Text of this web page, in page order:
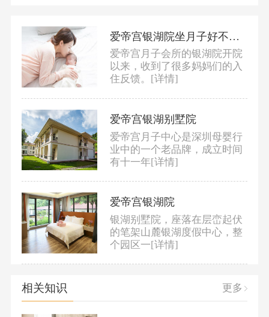
爱帝宫银湖院坐月子好不好？
爱帝宫月子会所的银湖院开院
以来，收到了很多妈妈们的入
住反馈。
[详情]
爱帝宫银湖别墅院
爱帝宫月子中心是深圳母婴行
业中的一个老品牌，成立时间
有十一年[详情]
爱帝宫银湖院
银湖别墅院，座落在层峦起伏
的笔架山麓银湖度假中心，整
个园区一[详情]
相关知识 更多